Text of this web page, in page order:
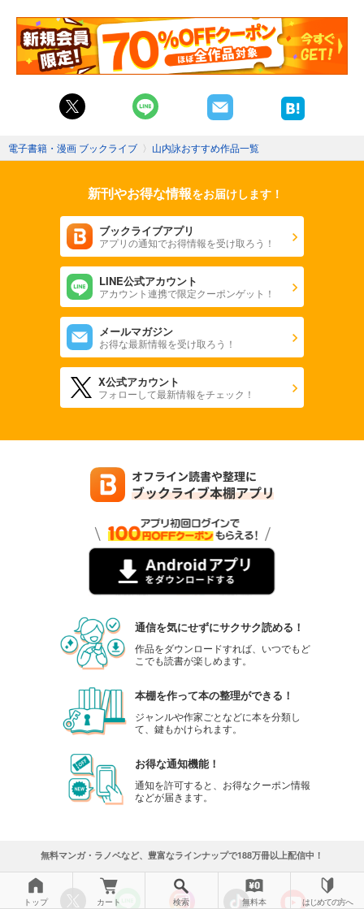
電子書籍・漫画 ブックライブ 〉 山内詠おすすめ作品一覧
新刊やお得な情報をお届けします！
ブックライブアプリ
アプリの通知でお得情報を受け取ろう！
LINE公式アカウント
アカウント連携で限定クーポンゲット！
メールマガジン
お得な最新情報を受け取ろう！
X公式アカウント
フォローして最新情報をチェック！
通信を気にせずにサクサク読める！
作品をダウンロードすれば、いつでもど
こでも読書が楽しめます。
本棚を作って本の整理ができる！
ジャンルや作家ごとなどに本を分類し
て、鍵もかけられます。
お得な通知機能！
通知を許可すると、お得なクーポン情報
などが届きます。
無料マンガ・ラノベなど、豊富なラインナップで188万冊以上配信中！
トップ カート 検索 無料本 はじめての方へ